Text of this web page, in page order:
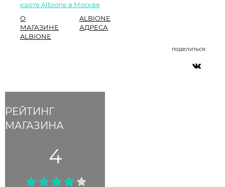
РЕЙТИНГ
МАГАЗИНА
4
карте Albione в Москве
О
МАГАЗИНЕ
ALBIONE
ALBIONE
АДРЕСА
поделиться: